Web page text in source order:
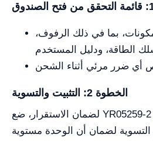
بما في ذلك الرفوف،
الخطوة 2: التثبيت والتسوية
لضمان الاستقرار، ضع YR05259-2 على سطح مستوٍ
لضمان أن الوحدة مستوية